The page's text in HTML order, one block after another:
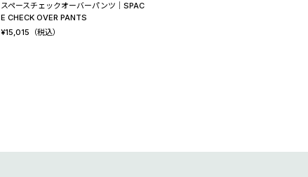
スペースチェックオーバーパンツ│SPAC
E CHECK OVER PANTS
¥15,015 （税込）